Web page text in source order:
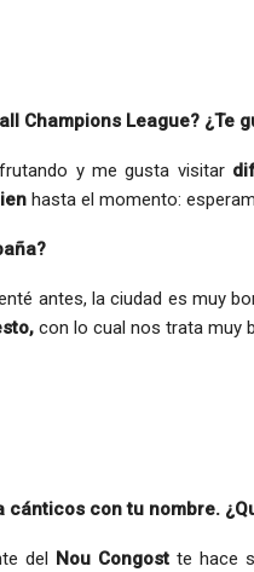
Champions League? ¿Te
y me gusta visitar
hasta el momento:
antes, la ciudad es muy
con lo cual nos trata muy
cánticos con tu nombre.
del Nou Congost te hace